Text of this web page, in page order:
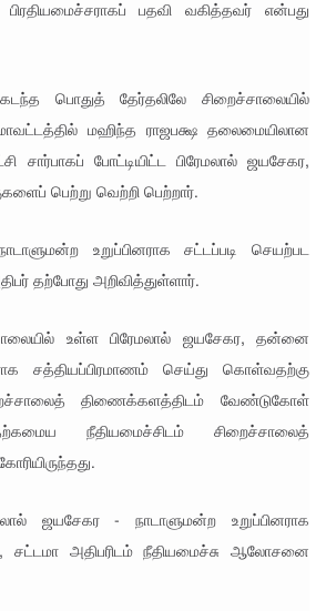
பதவி வகித்தவர் என்பது
பொதுத் தேர்தலிலே சிறைச்சாலையில்
மாவட்டத்தில் மஹிந்த ராஜபக்ஷ தலைமையிலான
சார்பாகப் போட்டியிட்ட பிரேமலால் ஜயசேகர,
பெற்று வெற்றி பெற்றார்.
உறுப்பினராக சட்டப்படி செயற்பட
தற்போது அறிவித்துள்ளார்.
உள்ள பிரேமலால் ஜயசேகர, தன்னை
சத்தியப்பிரமாணம் செய்து கொள்வதற்கு
திணைக்களத்திடம் வேண்டுகோள்
நீதியமைச்சிடம் சிறைச்சாலைத்
ஜயசேகர - நாடாளுமன்ற உறுப்பினராக
சட்டமா அதிபரிடம் நீதியமைச்சு ஆலோசனை